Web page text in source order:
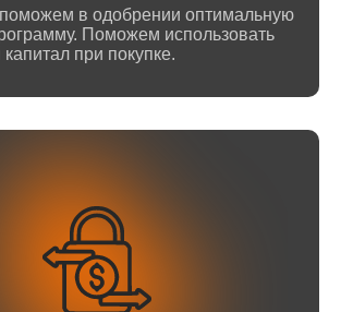
в одобрении оптимальную
Поможем использовать
при покупке.